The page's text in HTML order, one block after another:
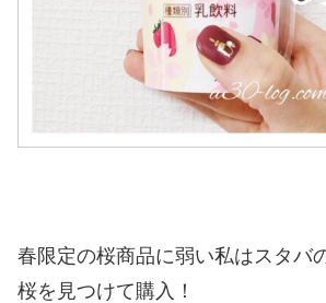
春限定の桜商品に弱い私はスタバ
桜を見つけて購入！